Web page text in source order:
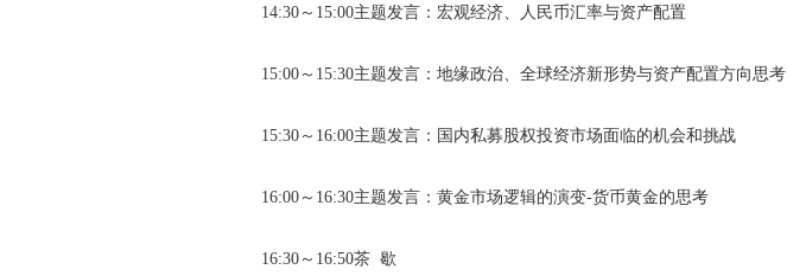
14:30～15:00主题发言：宏观经济、人民币汇率与资产配置
15:00～15:30主题发言：地缘政治、全球经济新形势与资产配置方向思考
15:30～16:00主题发言：国内私募股权投资市场面临的机会和挑战
16:00～16:30主题发言：黄金市场逻辑的演变-货币黄金的思考
16:30～16:50茶 歇